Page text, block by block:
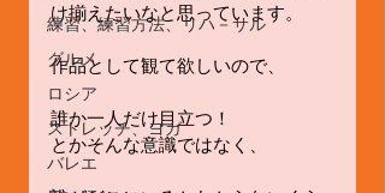
練習、練習方法、リハ－サル
グルメ
ロシア
ストレッチ、ヨガ
バレエ
け揃えたいなと思っています。
作品として観て欲しいので、
誰か一人だけ目立つ！
とかそんな意識ではなく、